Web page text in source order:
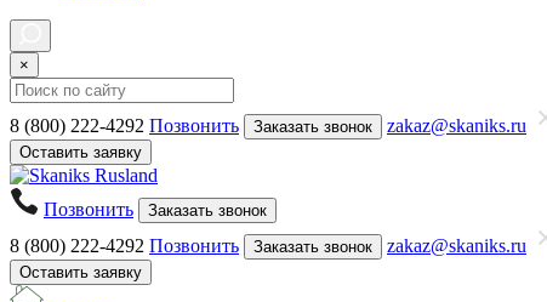
×
8 (800) 222-4292 Позвонить Заказать звонок zakaz@skaniks.ru
Оставить заявку
Позвонить Заказать звонок
8 (800) 222-4292 Позвонить Заказать звонок zakaz@skaniks.ru
Оставить заявку